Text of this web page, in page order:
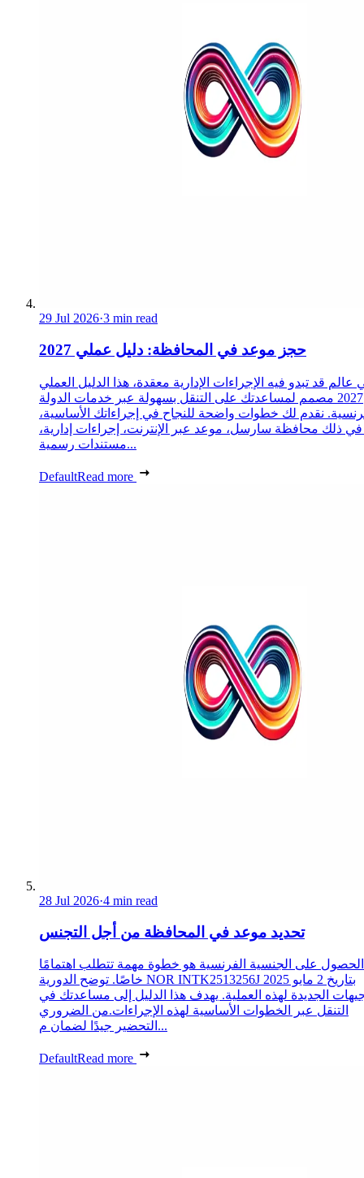
29 Jul 2026·3 min read
حجز موعد في المحافظة: دليل عملي 2027
عالم قد تبدو فيه الإجراءات الإدارية معقدة، هذا الدليل العملي
2027 مصمم لمساعدتك على التنقل بسهولة عبر خدمات الدولة
نقدم لك خطوات واضحة للنجاح في إجراءاتك الأساسية،
في ذلك محافظة سارسل، موعد عبر الإنترنت، إجراءات إدارية،
مستندات رسمية...
DefaultRead more
28 Jul 2026·4 min read
تحديد موعد في المحافظة من أجل التجنس
الحصول على الجنسية الفرنسية هو خطوة مهمة تتطلب اهتمامًا
خاصًا. توضح الدورية NOR INTK2513256J بتاريخ 2 مايو 2025
الجديدة لهذه العملية. يهدف هذا الدليل إلى مساعدتك في
التنقل عبر الخطوات الأساسية لهذه الإجراءات.من الضروري
التحضير جيدًا لضمان م...
DefaultRead more